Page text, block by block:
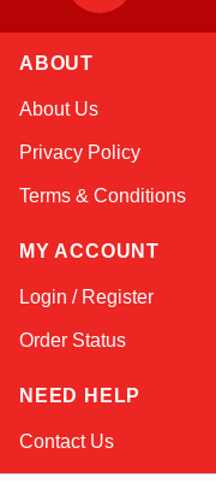
ABOUT
About Us
Privacy Policy
Terms & Conditions
MY ACCOUNT
Login / Register
Order Status
NEED HELP
Contact Us
Online —